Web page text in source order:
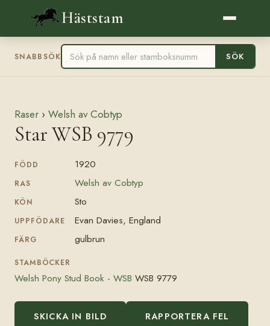
Häststam
SNABBSÖK SÖK
Raser › Welsh av Cobtyp
Star WSB 9779
FÖDD 1920
RAS Welsh av Cobtyp
KÖN Sto
UPPFÖDARE Evan Davies, England
FÄRG gulbrun
STAMBÖCKER
Welsh Pony Stud Book - WSB WSB 9779
SKICKA IN BILD RAPPORTERA FEL